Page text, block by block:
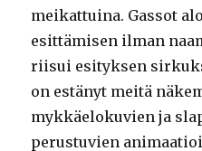
meikattuina. Gassot
esittämisen ilman
riisui esityksen
on estänyt meitä
mykkäelokuvien ja
perustuvien